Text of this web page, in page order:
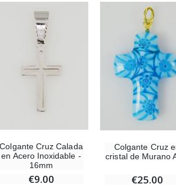
Colgante Cruz Calada
en Acero Inoxidable -
16mm
€9.00
Colgante Cruz
cristal de Murano
€25.00